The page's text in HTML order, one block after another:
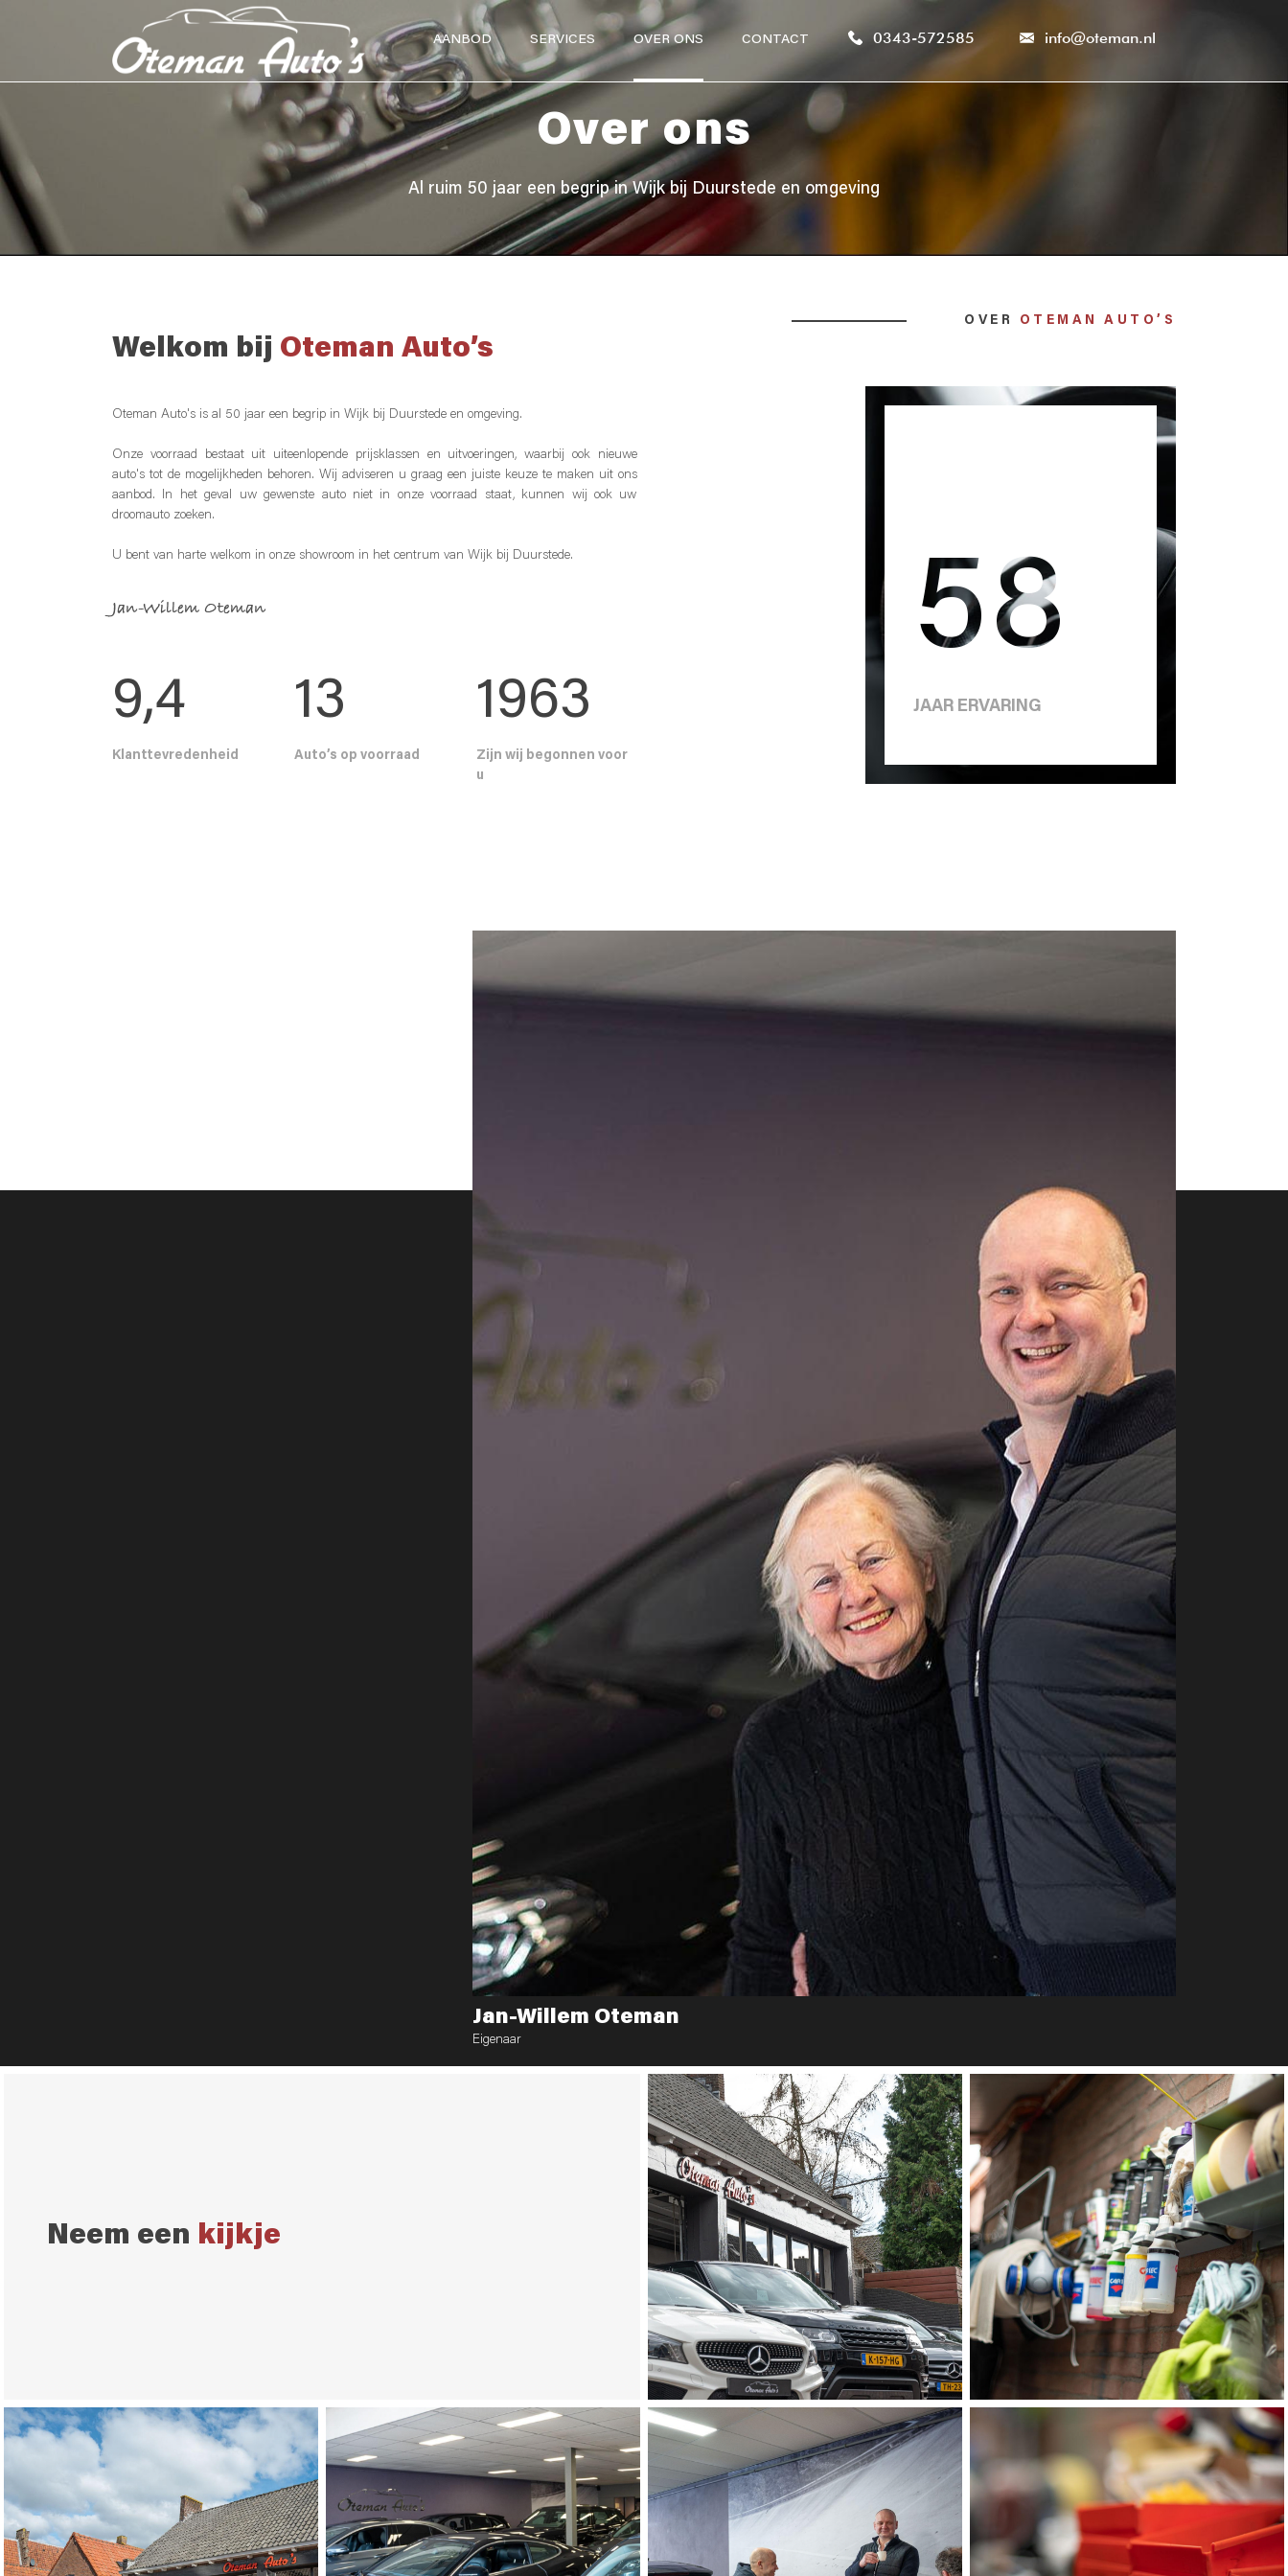
AANBOD SERVICES OVER ONS CONTACT 0343-572585 info@oteman.nl
Over ons
Al ruim 50 jaar een begrip in Wijk bij Duurstede en omgeving
Welkom bij Oteman Auto’s
Oteman Auto's is al 50 jaar een begrip in Wijk bij Duurstede en omgeving.
Onze voorraad bestaat uit uiteenlopende prijsklassen en uitvoeringen, waarbij ook nieuwe
auto's tot de mogelijkheden behoren. Wij adviseren u graag een juiste keuze te maken uit ons
aanbod. In het geval uw gewenste auto niet in onze voorraad staat, kunnen wij ook uw
droomauto zoeken.
U bent van harte welkom in onze showroom in het centrum van Wijk bij Duurstede.
Jan-Willem Oteman
9,4
Klanttevredenheid
13
Auto’s op voorraad
1963
Zijn wij begonnen voor
u
OVER OTEMAN AUTO’S
58
JAAR ERVARING
Jan-Willem Oteman
Eigenaar
Neem een kijkje